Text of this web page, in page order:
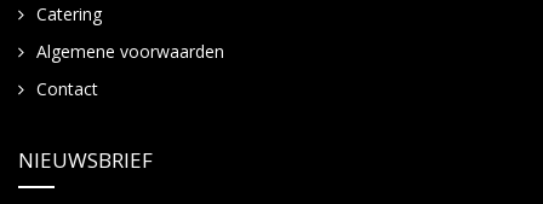
Catering
Algemene voorwaarden
Contact
NIEUWSBRIEF